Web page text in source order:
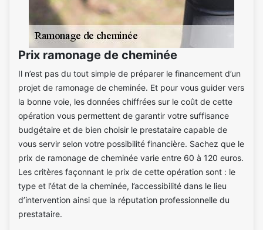
Prix ramonage de cheminée
Il n’est pas du tout simple de préparer le financement d’un
projet de ramonage de cheminée. Et pour vous guider vers
la bonne voie, les données chiffrées sur le coût de cette
opération vous permettent de garantir votre suffisance
budgétaire et de bien choisir le prestataire capable de
vous servir selon votre possibilité financière. Sachez que le
prix de ramonage de cheminée varie entre 60 à 120 euros.
Les critères façonnant le prix de cette opération sont : le
type et l’état de la cheminée, l’accessibilité dans le lieu
d’intervention ainsi que la réputation professionnelle du
prestataire.